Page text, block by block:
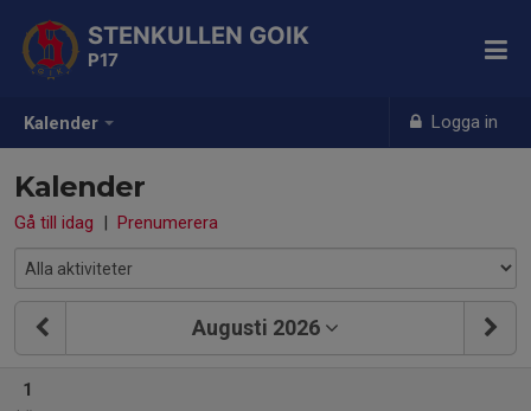
Kalender Logga in
STENKULLEN GOIK
P17
Kalender
Gå till idag | Prenumerera
Augusti 2026
1